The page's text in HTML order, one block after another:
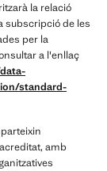
la relació
subscripció de les
per la
a l'enllaç
standard-
amb